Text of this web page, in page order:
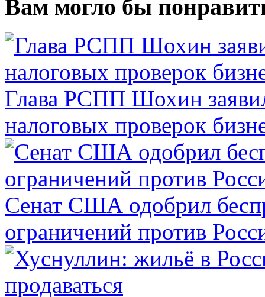
Вам могло бы
Глава РСПП Шохин
налоговых проверок
Сенат США одобрил
ограничений против